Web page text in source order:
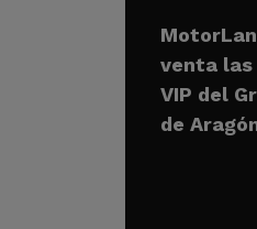
venta
VIP del
de